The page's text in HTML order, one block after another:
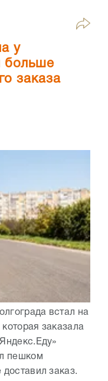
у
больше
заказа
встал на
заказала
пешком
заказ.